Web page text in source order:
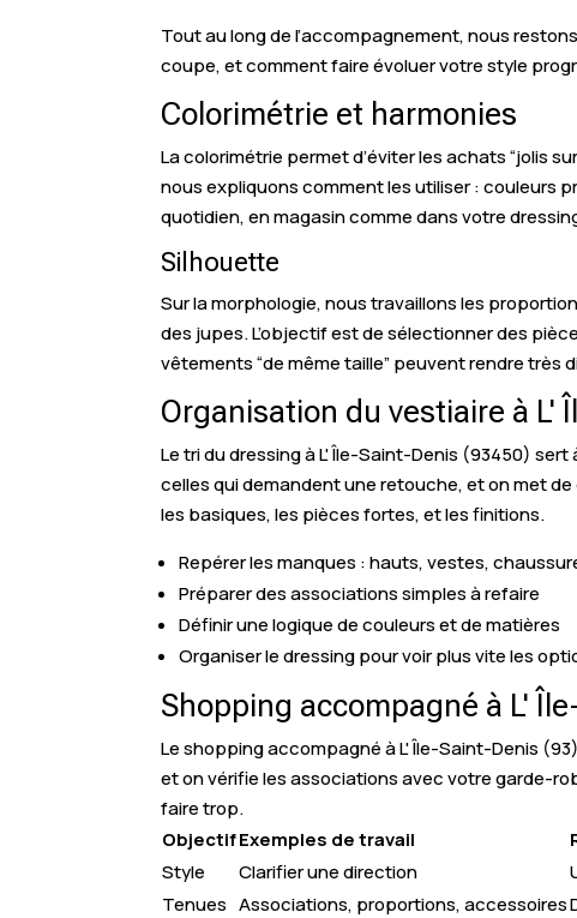
Tout au long de l’accompagnement, nous
coupe, et comment faire évoluer votre style
Colorimétrie et harmonies
La colorimétrie permet d’éviter les achats “jolis
nous expliquons comment les utiliser : couleurs
quotidien, en magasin comme dans votre
Silhouette
Sur la morphologie, nous travaillons les
des jupes. L’objectif est de sélectionner des
vêtements “de même taille” peuvent rendre très
Organisation du vestiaire à L'
Le tri du dressing à L' Île-Saint-Denis (93450)
celles qui demandent une retouche, et on met
les basiques, les pièces fortes, et les finitions.
Repérer les manques : hauts, vestes,
Préparer des associations simples à refaire
Définir une logique de couleurs et de matières
Organiser le dressing pour voir plus vite les
Shopping accompagné à L'
Le shopping accompagné à L' Île-Saint-Denis
et on vérifie les associations avec votre garde-
faire trop.
ObjectifExemples de travail
Style
Clarifier une direction
Tenues Associations, proportions, accessoires